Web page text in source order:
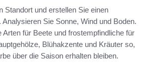
Standort und erstellen Sie einen
Sie Sonne, Wind und Boden.
Arten für Beete und frostempfindliche für
Blühakzente und Kräuter so,
über die Saison erhalten bleiben.